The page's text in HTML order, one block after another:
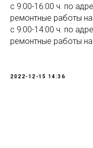
с 9:00-16:00 ч. по
ремонтные работы
с 9:00-14:00 ч. по
ремонтные работы
2022-12-15 14:36